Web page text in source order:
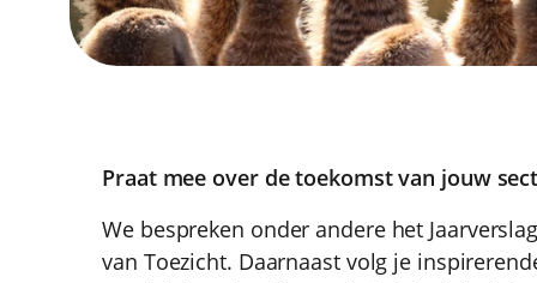
Praat mee over de toekomst van jouw
We bespreken onder andere het
van Toezicht. Daarnaast volg je